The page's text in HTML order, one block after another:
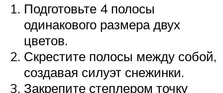
Подготовьте 4 полосы
одинакового размера двух
цветов.
Скрестите полосы между собой,
создавая силуэт снежинки.
Закрепите степлером точку